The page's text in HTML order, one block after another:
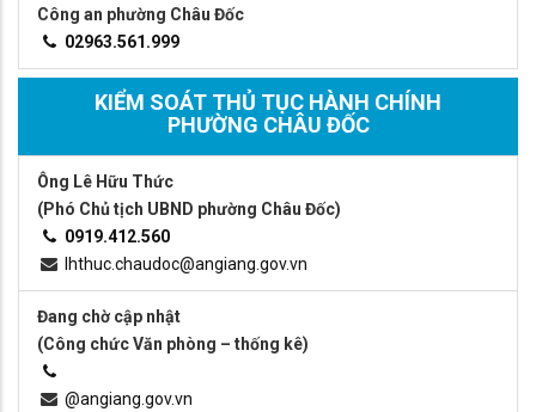
Công an phường Châu Đốc
02963.561.999
KIỂM SOÁT THỦ TỤC HÀNH CHÍNH
PHƯỜNG CHÂU ĐỐC
Ông Lê Hữu Thức
(Phó Chủ tịch UBND phường Châu Đốc)
0919.412.560
lhthuc.chaudoc@angiang.gov.vn
Đang chờ cập nhật
(Công chức Văn phòng – thống kê)
@angiang.gov.vn